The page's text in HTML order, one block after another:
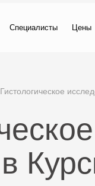
Специалисты Цены
Гистологическое